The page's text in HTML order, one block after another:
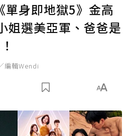
單身即地獄5》金高
姐選美亞軍、爸爸是
編輯Wendi